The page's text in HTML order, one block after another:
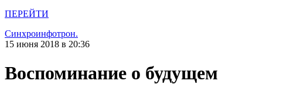
ПЕРЕЙТИ
Синхроинфотрон.
15 июня 2018 в 20:36
Воспоминание о будущем